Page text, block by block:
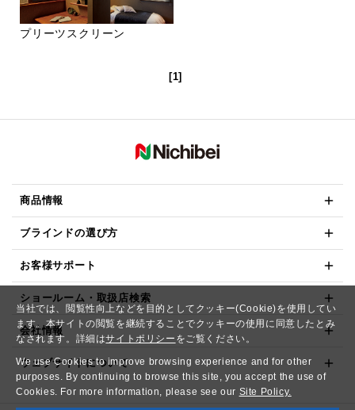
当社では、閲覧性向上などを目的としてクッキー(Cookie)を使用してい
ます。本サイトの閲覧を継続することでクッキーの使用に同意したとみ
なされます。詳細はサイトポリシー をご覧ください。
We use Cookies to improve browsing experience and for other
purposes. By continuing to browse this site, you accept the use of
Cookies. For more information, please see our Site Policy.
プリーツスクリーン
[1]
商品情報
ブラインドの選び方
お客様サポート
ショールーム・取扱店検索
会社情報
ウェブサイトについて